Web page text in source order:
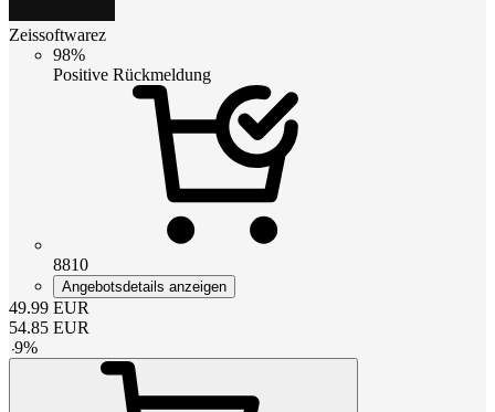
Zeissoftwarez
98%
Positive Rückmeldung
8810
Angebotsdetails anzeigen
49.99 EUR
54.85 EUR
-9%